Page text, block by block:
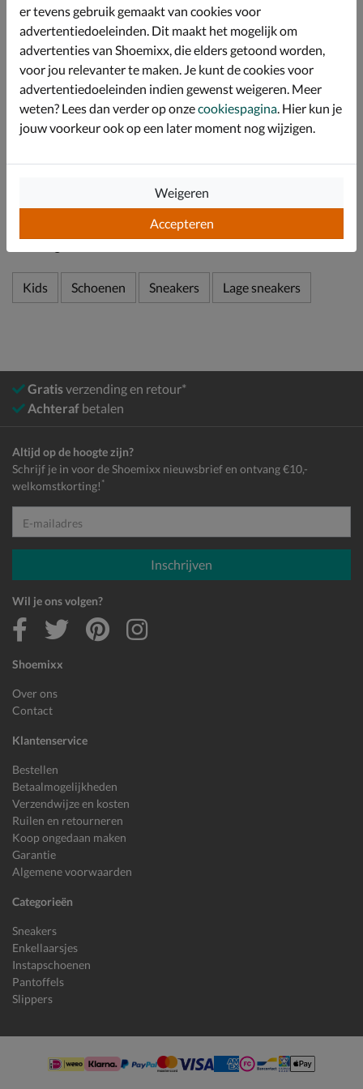
snelle vocht- en warmte afvoer. Door het uitneembare
voetbed is de sneaker ook geschikt voor eigen
steunzolen.
Afgewerkt met de innovatieve Abzorb-loopzool
gecombineers met N-ergy technpologie. Deze biedt
optimale schokabsorptie, zodat jij de hele dag kunt
genieten van comfort en demping.
Specificaties
Over New Balance
Bekijk meer
Kids Schoenen Sneakers Lage sneakers
Gratisverzending en retour*
Achteraf betalen
Shoemixx
Over ons
Contact
Klantenservice
Bestellen
Betaalmogelijkheden
Verzendwijze en kosten
Ruilen en retourneren
Koop ongedaan maken
Garantie
Algemene voorwaarden
Categorieën
Sneakers
Enkellaarsjes
Instapschoenen
Pantoffels
Slippers
Altijd op de hoogte zijn?
Schrijf je in voor de Shoemixx nieuwsbrief en ontvang €10,-
welkomstkorting! *
E-mailadres
Inschrijven
Wil je ons volgen?
er tevens gebruik gemaakt van cookies voor
advertentiedoeleinden. Dit maakt het mogelijk om
advertenties van Shoemixx, die elders getoond worden,
voor jou relevanter te maken. Je kunt de cookies voor
advertentiedoeleinden indien gewenst weigeren. Meer
weten? Lees dan verder op onzecookiespagina. Hier kun je
jouw voorkeur ook op een later moment nog wijzigen.
Accepteren
Weigeren